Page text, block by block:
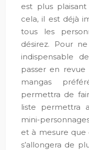
est plus
cela, il est déjà
tous les
désirez. Pour
indispensable
passer en
mangas
permettra de
liste permettra
mini-
et à mesure que
s’allongera de